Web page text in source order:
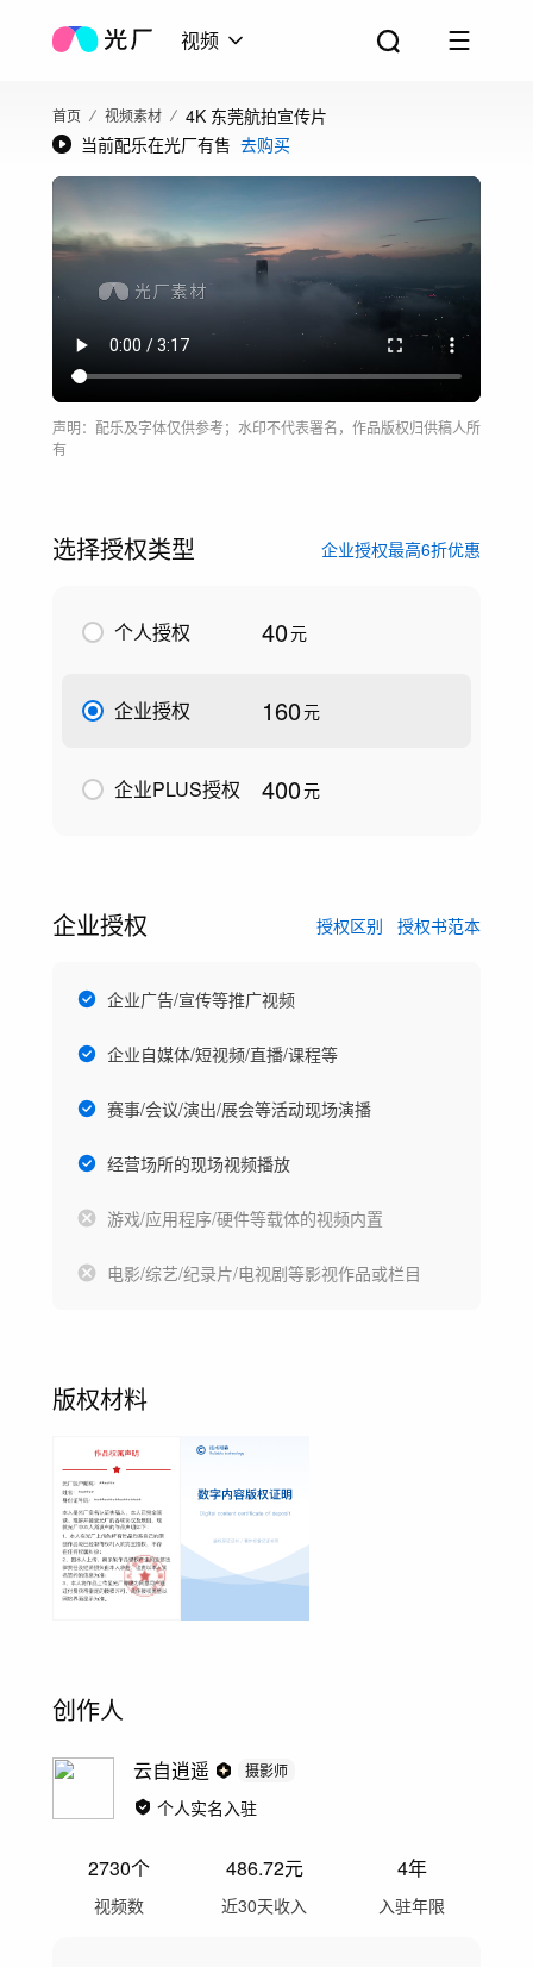
视频
首页 视频素材
4K 东莞航拍宣传片
当前配乐在光厂有售 去购买
声明：配乐及字体仅供参考；水印不代表署名，作品版权归供稿人所
有
选择授权类型 企业授权最高6折优惠
个人授权 40元
企业授权 160元
企业PLUS授权 400元
企业授权 授权区别 授权书范本
企业广告/宣传等推广视频
企业自媒体/短视频/直播/课程等
赛事/会议/演出/展会等活动现场演播
经营场所的现场视频播放
游戏/应用程序/硬件等载体的视频内置
电影/综艺/纪录片/电视剧等影视作品或栏目
版权材料
创作人
云自逍遥 摄影师
个人实名入驻
2730个
视频数
486.72元
近30天收入
4年
入驻年限